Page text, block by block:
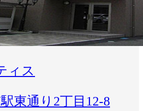
ィス
東通り2丁目12-8